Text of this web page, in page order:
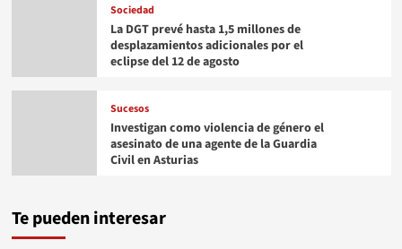
Sociedad
La DGT prevé hasta 1,5 millones de
desplazamientos adicionales por el
eclipse del 12 de agosto
Sucesos
Investigan como violencia de género el
asesinato de una agente de la Guardia
Civil en Asturias
Te pueden interesar